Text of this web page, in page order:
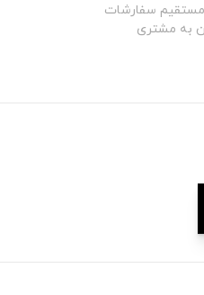
مستقیم سفارشات
به مشتری